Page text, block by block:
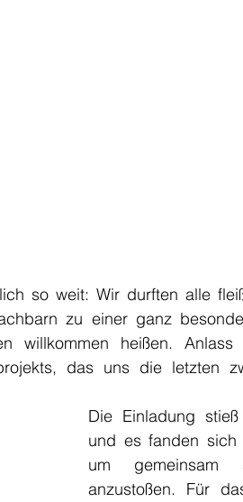
so weit: Wir durften alle
zu einer ganz
willkommen heißen.
das uns die letzten
Die Einladung
und es fanden sich
um gemeinsam
anzustoßen. Für